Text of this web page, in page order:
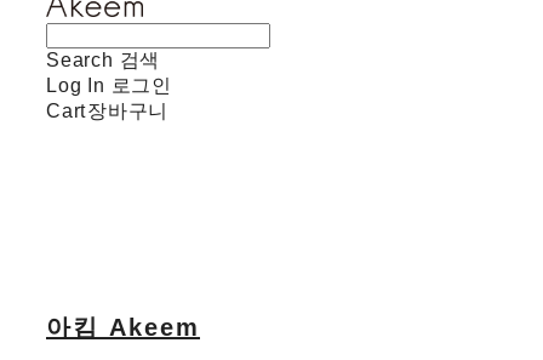
Search 검색
Log In 로그인
Cart장바구니
아킴 Akeem